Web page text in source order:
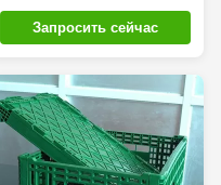
для овоща плода
Запросить сейчас